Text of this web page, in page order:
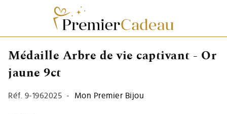
Médaille Arbre de vie captivant - Or
jaune 9ct
Réf. 9-1962025 - Mon Premier Bijou